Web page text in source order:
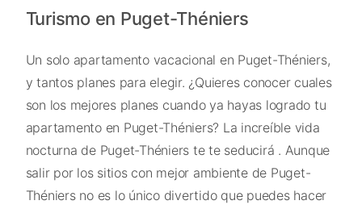
Turismo en Puget-Théniers
Un solo apartamento vacacional en Puget-Théniers,
y tantos planes para elegir. ¿Quieres conocer cuales
son los mejores planes cuando ya hayas logrado tu
apartamento en Puget-Théniers? La increíble vida
nocturna de Puget-Théniers te te seducirá . Aunque
salir por los sitios con mejor ambiente de Puget-
Théniers no es lo único divertido que puedes hacer